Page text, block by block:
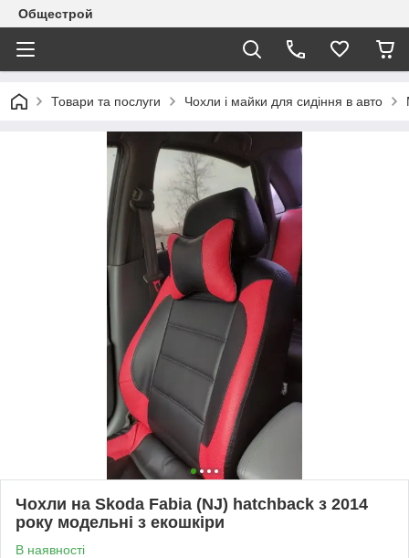
Общестрой
Товари та послуги Чохли і майки для сидіння в авто
Чохли на Skoda Fabia (NJ) hatchback з 2014
року модельні з екошкіри
В наявності